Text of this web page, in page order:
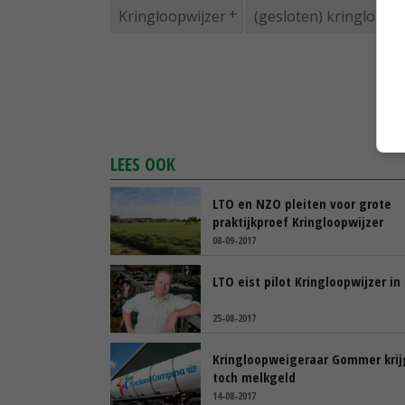
Kringloopwijzer (gesloten) kringlopen
LEES OOK
LTO en NZO pleiten voor grote
praktijkproef Kringloopwijzer
08-09-2017
LTO eist pilot Kringloopwijzer in
25-08-2017
Kringloopweigeraar Gommer
toch melkgeld
14-08-2017